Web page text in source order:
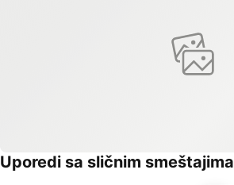
Uporedi sa sličnim smeštajima